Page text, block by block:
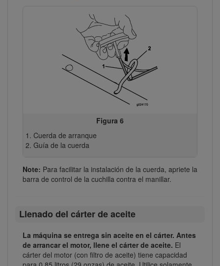
Figura 6
Cuerda de arranque
Guía de la cuerda
Note: Para facilitar la instalación de la cuerda, apriete la
barra de control de la cuchilla contra el manillar.
Llenado del cárter de aceite
La máquina se entrega sin aceite en el cárter. Antes
de arrancar el motor, llene el cárter de aceite. El
cárter del motor (con filtro de aceite) tiene capacidad